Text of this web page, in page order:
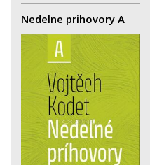
Nedelne prihovory A